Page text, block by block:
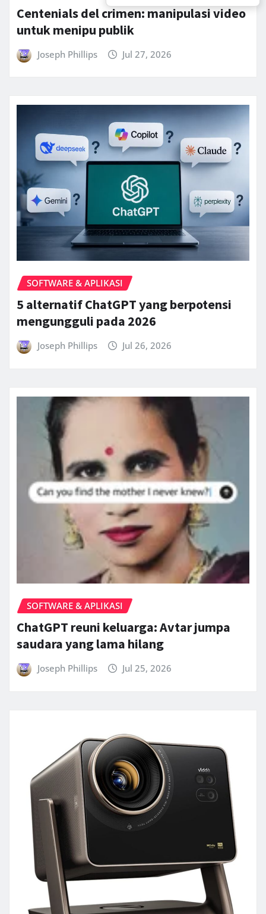
Centenials del crimen: manipulasi video
untuk menipu publik
Joseph Phillips Jul 27, 2026
SOFTWARE & APLIKASI
5 alternatif ChatGPT yang berpotensi
mengungguli pada 2026
Joseph Phillips Jul 26, 2026
SOFTWARE & APLIKASI
ChatGPT reuni keluarga: Avtar jumpa
saudara yang lama hilang
Joseph Phillips Jul 25, 2026